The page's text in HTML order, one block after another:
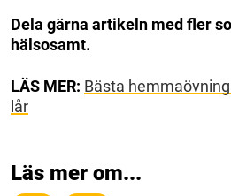
Dela gärna artikeln med fler
hälsosamt.
LÄS MER: Bästa
lår
Läs mer om...